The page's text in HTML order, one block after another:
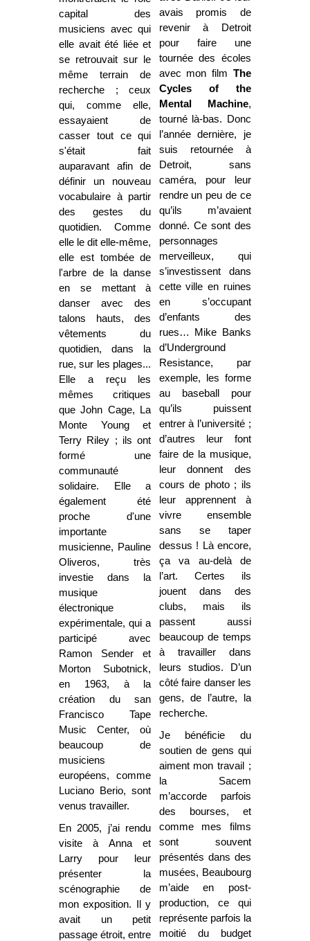
capital des
musiciens avec qui
elle avait été liée et
se retrouvait sur le
même terrain de
recherche ; ceux
qui, comme elle,
essayaient de
casser tout ce qui
s'était fait
auparavant afin de
définir un nouveau
vocabulaire à partir
des gestes du
quotidien. Comme
elle le dit elle-même,
elle est tombée de
l'arbre de la danse
en se mettant à
danser avec des
talons hauts, des
vêtements du
quotidien, dans la
rue, sur les plages...
Elle a reçu les
mêmes critiques
que John Cage, La
Monte Young et
Terry Riley ; ils ont
formé une
communauté
solidaire. Elle a
également été
proche d'une
importante
musicienne, Pauline
Oliveros, très
investie dans la
musique
électronique
expérimentale, qui a
participé avec
Ramon Sender et
Morton Subotnick,
en 1963, à la
création du san
Francisco Tape
Music Center, où
beaucoup de
musiciens
européens, comme
Luciano Berio, sont
venus travailler.
En 2005, j’ai rendu
visite à Anna et
Larry pour leur
présenter la
scénographie de
mon exposition. Il y
avait un petit
passage étroit, entre
avais promis de
revenir à Detroit
pour faire une
tournée des écoles
avec mon film The
Cycles of the
Mental Machine,
tourné là-bas. Donc
l’année dernière, je
suis retournée à
Detroit, sans
caméra, pour leur
rendre un peu de ce
qu’ils m’avaient
donné. Ce sont des
personnages
merveilleux, qui
s’investissent dans
cette ville en ruines
en s’occupant
d’enfants des
rues… Mike Banks
d’Underground
Resistance, par
exemple, les forme
au baseball pour
qu’ils puissent
entrer à l’université ;
d’autres leur font
faire de la musique,
leur donnent des
cours de photo ; ils
leur apprennent à
vivre ensemble
sans se taper
dessus ! Là encore,
ça va au-delà de
l’art. Certes ils
jouent dans des
clubs, mais ils
passent aussi
beaucoup de temps
à travailler dans
leurs studios. D’un
côté faire danser les
gens, de l’autre, la
recherche.
Je bénéficie du
soutien de gens qui
aiment mon travail ;
la Sacem
m’accorde parfois
des bourses, et
comme mes films
sont souvent
présentés dans des
musées, Beaubourg
m’aide en post-
production, ce qui
représente parfois la
moitié du budget